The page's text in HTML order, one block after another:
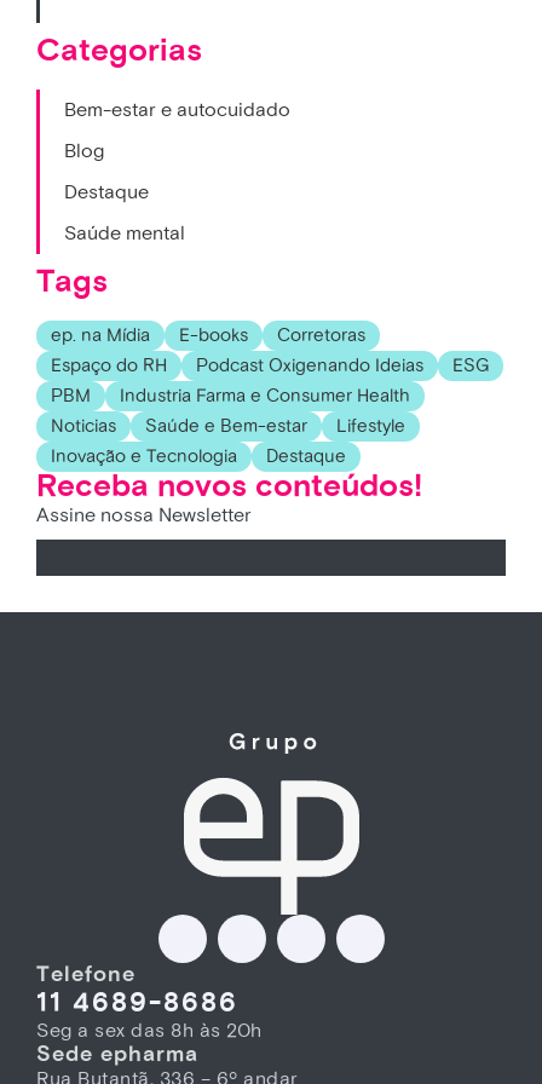
Categorias
Bem-estar e autocuidado
Blog
Destaque
Saúde mental
Tags
ep. na Mídia E-books
Corretoras
Espaço do RH
Podcast Oxigenando Ideias
ESG
PBM
Industria Farma e Consumer Health
Noticias
Saúde e Bem-estar
Lifestyle
Inovação e Tecnologia
Destaque
Receba novos conteúdos!
Assine nossa Newsletter
Telefone
11 4689-8686
Seg a sex das 8h às 20h
Sede epharma
Rua Butantã, 336 – 6º andar